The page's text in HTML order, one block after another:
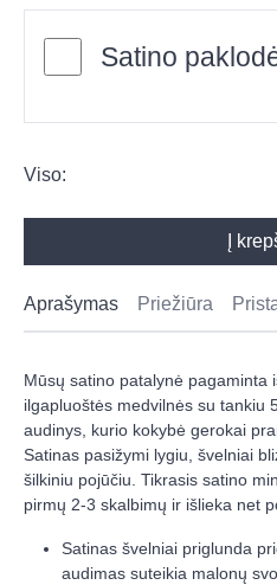
Satino
Viso:
Į
Aprašymas Priežiūra
Mūsų satino patalynė pagaminta
ilgapluoštės medvilnės su tankiu
audinys, kurio kokybė gerokai
Satinas pasižymi lygiu, švelniai
šilkiniu pojūčiu. Tikrasis satino
pirmų 2-3 skalbimų ir išlieka net
Satinas švelniai priglunda
audimas suteikia malonų